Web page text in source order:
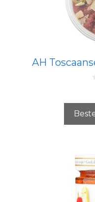
AH
5